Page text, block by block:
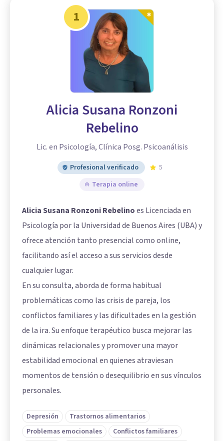
1
Alicia Susana Ronzoni
Rebelino
Lic. en Psicología, Clínica Posg. Psicoanálisis
Profesional verificado
5
Terapia online
Alicia Susana Ronzoni Rebelinoes Licenciada en
Psicología por la Universidad de Buenos Aires (UBA) y
ofrece atención tanto presencial como online,
facilitando así el acceso a sus servicios desde
cualquier lugar.
En su consulta, aborda de forma habitual
problemáticas como las crisis de pareja, los
conflictos familiares y las dificultades en la gestión
de la ira. Su enfoque terapéutico busca mejorar las
dinámicas relacionales y promover una mayor
estabilidad emocional en quienes atraviesan
momentos de tensión o desequilibrio en sus vínculos
personales.
Depresión
Trastornos alimentarios
Problemas emocionales
Conflictos familiares